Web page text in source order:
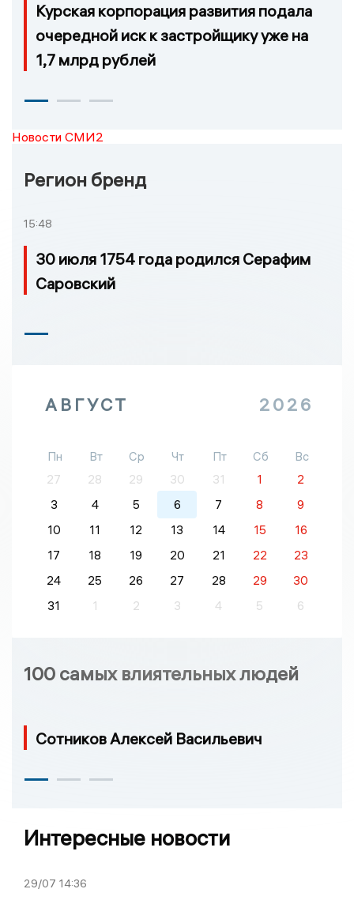
Курская корпорация развития подала
очередной иск к застройщику уже на
1,7 млрд рублей
Новости СМИ2
Регион бренд
15:48
30 июля 1754 года родился Серафим
Саровский
АВГУСТ 2026
Пн Вт Ср Чт Пт Сб
Вс
27
28 29 30 31 1
2
3
4 5 6 7 8
9
10
11 12 13 14 15
16
17
18 19 20 21 22
23
24
25 26 27 28 29
30
31
1 2 3 4 5 6
100 самых влиятельных людей
Сотников Алексей Васильевич
Интересные новости
29/07 14:36